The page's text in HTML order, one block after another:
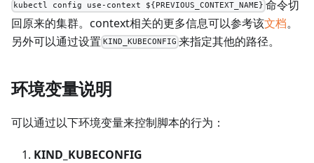
kubectl config use-context ${PREVIOUS_CONTEXT_NAME} 命令切
回原来的集群。context相关的更多信息可以参考该文档。
另外可以通过设置 KIND_KUBECONFIG 来指定其他的路径。
环境变量说明
可以通过以下环境变量来控制脚本的行为：
KIND_KUBECONFIG